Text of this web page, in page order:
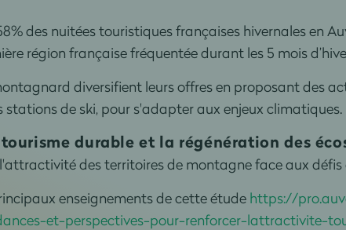
des nuitées touristiques françaises hivernales en
région française fréquentée durant les 5 mois
diversifient leurs offres en proposant des
stations de ski, pour s'adapter aux enjeux climatiques.
durable et la régénération des
des territoires de montagne face aux
enseignements de cette étude https://
et-perspectives-pour-renforcer-lattractivite-